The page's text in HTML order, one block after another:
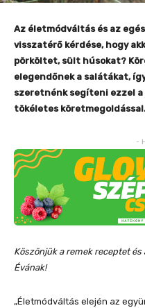
Az életmódváltás és az
visszatérő kérdése, hogy
pörköltet, sült húsokat?
elegendőnek a salátákat,
szeretnénk segíteni ezzel
tökéletes
-
Köszönjük a remek receptet
Évának!
„Életmódváltás elején az